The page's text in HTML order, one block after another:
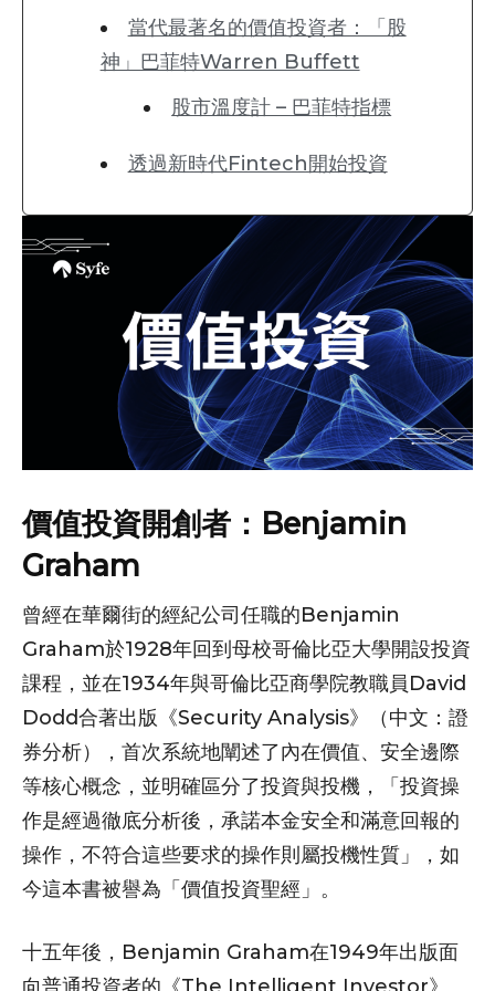
當代最著名的價值投資者：「股
神」巴菲特Warren Buffett
股市溫度計 – 巴菲特指標
透過新時代Fintech開始投資
價值投資開創者：Benjamin
Graham
曾經在華爾街的經紀公司任職的Benjamin
Graham於1928年回到母校哥倫比亞大學開設投資
課程，並在1934年與哥倫比亞商學院教職員David
Dodd合著出版《Security Analysis》（中文：證
券分析），首次系統地闡述了內在價值、安全邊際
等核心概念，並明確區分了投資與投機，「投資操
作是經過徹底分析後，承諾本金安全和滿意回報的
操作，不符合這些要求的操作則屬投機性質」，如
今這本書被譽為「價值投資聖經」。
十五年後，Benjamin Graham在1949年出版面